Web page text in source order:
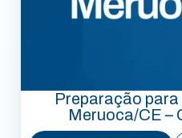
Preparação
Meruoca/CE –